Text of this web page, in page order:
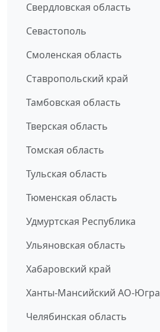
Свердловская область
Севастополь
Смоленская область
Ставропольский край
Тамбовская область
Тверская область
Томская область
Тульская область
Тюменская область
Удмуртская Республика
Ульяновская область
Хабаровский край
Ханты-Мансийский АО-Югра
Челябинская область